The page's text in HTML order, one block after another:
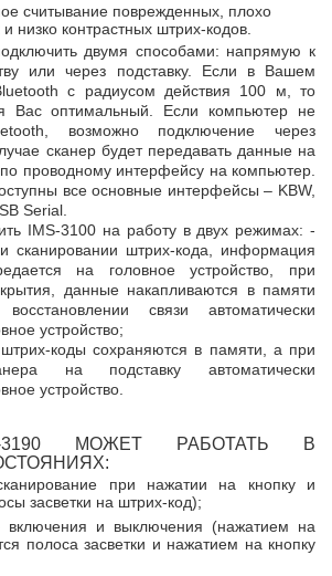
считывание поврежденных, плохо
низко контрастных штрих-кодов.
двумя способами: напрямую к
или через подставку. Если в Вашем
с радиусом действия 100 м, то
Вас оптимальный. Если компьютер не
возможно подключение через
сканер будет передавать данные на
по проводному интерфейсу на компьютер.
все основные интерфейсы – KBW,
Serial.
IMS-3100 на работу в двух режимах: -
сканировании штрих-кода, информация
на головное устройство, при
данные накапливаются в памяти
связи автоматически
устройство;
коды сохраняются в памяти, а при
на подставку автоматически
устройство.
3190 МОЖЕТ РАБОТАТЬ В
при нажатии на кнопку и
засветки на штрих-код);
включения и выключения (нажатием на
полоса засветки и нажатием на кнопку